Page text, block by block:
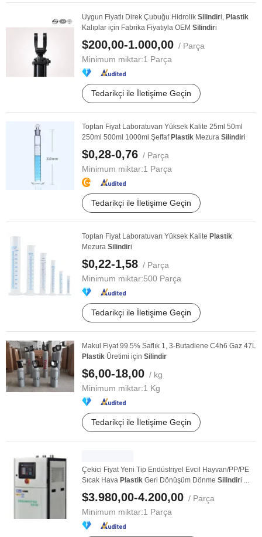
Uygun Fiyatlı Direk Çubuğu Hidrolik Silindiri, Plastik
Kalıplar için Fabrika Fiyatıyla OEM Silindiri
$200,00-1.000,00 / Parça
Minimum miktar:1 Parça
Tedarikçi ile İletişime Geçin
Toptan Fiyat Laboratuvarı Yüksek Kalite 25ml 50ml
250ml 500ml 1000ml Şeffaf Plastik Mezura Silindiri
$0,28-0,76 / Parça
Minimum miktar:1 Parça
Tedarikçi ile İletişime Geçin
Toptan Fiyat Laboratuvarı Yüksek Kalite Plastik
Mezura Silindiri
$0,22-1,58 / Parça
Minimum miktar:500 Parça
Tedarikçi ile İletişime Geçin
Makul Fiyat 99.5% Saflık 1, 3-Butadiene C4h6 Gaz 47L
Plastik Üretimi için Silindir
$6,00-18,00 / kg
Minimum miktar:1 Kg
Tedarikçi ile İletişime Geçin
Çekici Fiyat Yeni Tip Endüstriyel Evcil Hayvan/PP/PE
Sıcak Hava Plastik Geri Dönüşüm Dönme Silindiri ...
$3.980,00-4.200,00 / Parça
Minimum miktar:1 Parça